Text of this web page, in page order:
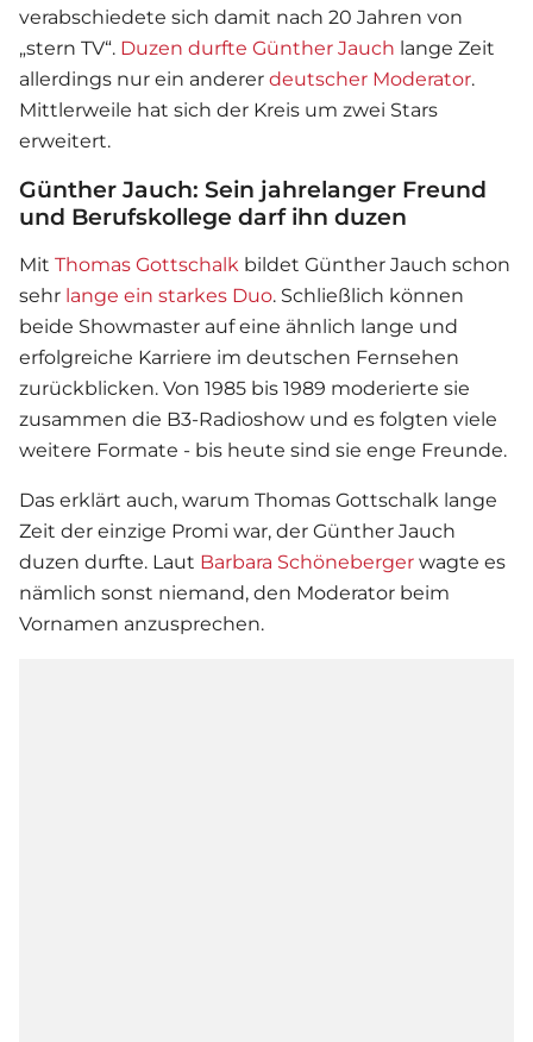
verabschiedete sich damit nach 20 Jahren von
„stern TV“. Duzen durfte Günther Jauch lange Zeit
allerdings nur ein anderer deutscher Moderator.
Mittlerweile hat sich der Kreis um zwei Stars
erweitert.
Günther Jauch: Sein jahrelanger Freund
und Berufskollege darf ihn duzen
Mit Thomas Gottschalk bildet Günther Jauch schon
sehr lange ein starkes Duo. Schließlich können
beide Showmaster auf eine ähnlich lange und
erfolgreiche Karriere im deutschen Fernsehen
zurückblicken. Von 1985 bis 1989 moderierte sie
zusammen die B3-Radioshow und es folgten viele
weitere Formate - bis heute sind sie enge Freunde.
Das erklärt auch, warum Thomas Gottschalk lange
Zeit der einzige Promi war, der Günther Jauch
duzen durfte. Laut Barbara Schöneberger wagte es
nämlich sonst niemand, den Moderator beim
Vornamen anzusprechen.